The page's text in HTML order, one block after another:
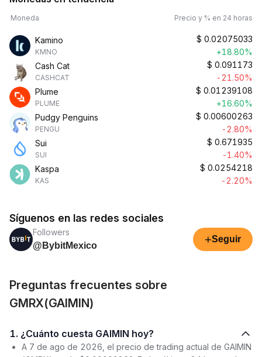
Moneda Precio y % en 24 horas
Kamino
KMNO
$ 0.02075033
+18.80%
Cash Cat
CASHCAT
$ 0.091173
-21.50%
Plume
PLUME
$ 0.01239108
+16.60%
Pudgy Penguins
PENGU
$ 0.00600263
-2.80%
Sui
SUI
$ 0.671935
-1.40%
Kaspa
KAS
$ 0.0254218
-2.20%
Síguenos en las redes sociales
Followers
@BybitMexico
+Seguir
Preguntas frecuentes sobre
GMRX(GAIMIN)
1. ¿Cuánto cuesta GAIMIN hoy?
A 7 de ago de 2026, el precio de trading actual de GAIMIN